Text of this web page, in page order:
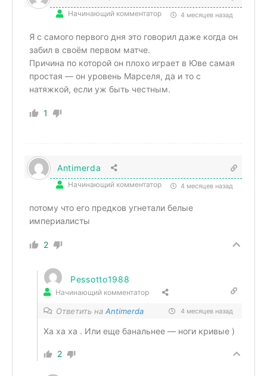
Начинающий комментатор 4 месяцев назад
Я с самого первого дня это говорил даже когда он
забил в своём первом матче.
Причина по которой он плохо играет в Юве самая
простая — он уровень Марселя, да и то с
натяжкой, если уж быть честным.
1
Antimerda
Начинающий комментатор 4 месяцев назад
потому что его предков угнетали белые
империалисты
2
Pessotto1988
Начинающий комментатор
Ответить на Antimerda 4 месяцев назад
Ха ха ха . Или еще банальнее — ноги кривые )
2